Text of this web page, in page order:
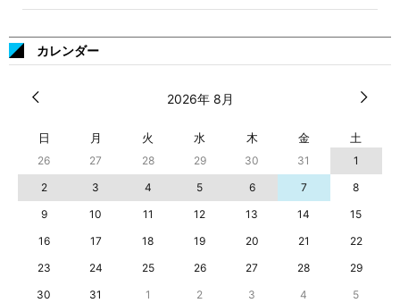
カレンダー
2026年 8月
日 月 火 水 木 金 土
26 27 28 29 30 31
1
2
3 4 5 6 7
8
9
10 11 12 13 14
15
16
17 18 19 20 21
22
23
24 25 26 27 28
29
30
31 1 2 3 4 5